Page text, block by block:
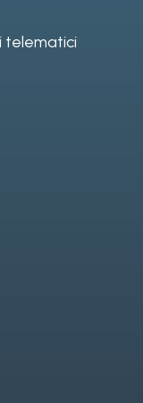
telematici